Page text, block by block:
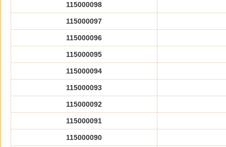
115000098
115000097
115000096
115000095
115000094
115000093
115000092
115000091
115000090